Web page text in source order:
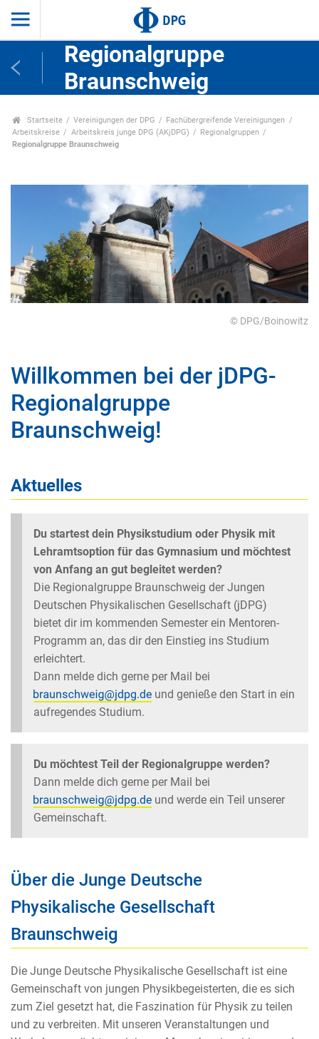
Regionalgruppe
Braunschweig
Startseite Vereinigungen der DPG
Fachübergreifende Vereinigungen
Arbeitskreise
Arbeitskreis junge DPG (AKjDPG)
Regionalgruppen
Regionalgruppe Braunschweig
© DPG/Boinowitz
Willkommen bei der jDPG-
Regionalgruppe
Braunschweig!
Aktuelles
Du startest dein Physikstudium oder Physik mit
Lehramtsoption für das Gymnasium und möchtest
von Anfang an gut begleitet werden?
Die Regionalgruppe Braunschweig der Jungen
Deutschen Physikalischen Gesellschaft (jDPG)
bietet dir im kommenden Semester ein Mentoren-
Programm an, das dir den Einstieg ins Studium
erleichtert.
Dann melde dich gerne per Mail bei
und genieße den Start in ein
aufregendes Studium.
Du möchtest Teil der Regionalgruppe werden?
Dann melde dich gerne per Mail bei
und werde ein Teil unserer
Gemeinschaft.
Über die Junge Deutsche
Physikalische Gesellschaft
Braunschweig
Die Junge Deutsche Physikalische Gesellschaft ist eine
Gemeinschaft von jungen Physikbegeisterten, die es sich
zum Ziel gesetzt hat, die Faszination für Physik zu teilen
und zu verbreiten. Mit unseren Veranstaltungen und